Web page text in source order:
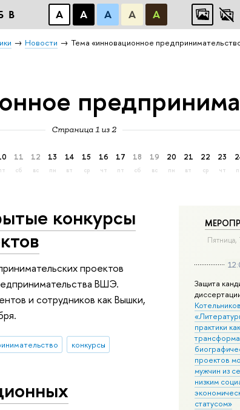
А А А А А
Новости Тема «инновационное
Страница 1 из 2
11
сб
12
вс
13
пн
14
вт
15
ср
16
чт
17
пт
18
сб
19
вс
20
пн
21
вт
22
ср
23
чт
Пятница,
Защита
практики
проектов
мужчин из
низким
статусом»
конкурсы
проектов
ВШЭ.
и сотрудников как Вышки,
конкурсы